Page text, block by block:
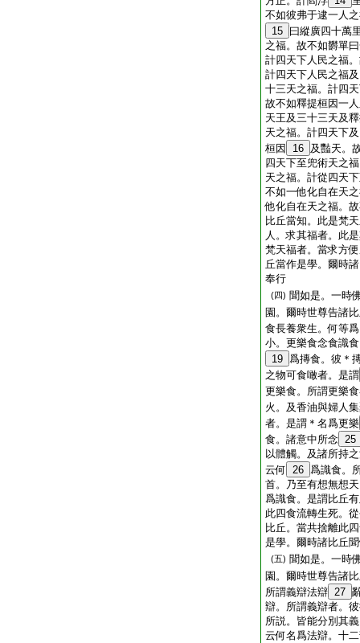
不如彼弗于逮一人
15 曰縱廣四十萬
之福。故不如欝單
計四天下人民之福
計四天下人民之福
十三天之福。計四
故不如釋提桓因一
天王及三十三天及
天之福。計四天下
桓因
16 及豔天。
四天下至兜術天之
天之福。計從四天
不如一他化自在天
他化自在天之福。
比丘當知。此是梵
人。求其福者。此
梵天福者。當求方
丘當作是學。爾時
奉行
(四) 聞如是。一時
園。爾時世尊告諸
食長養衆生。何等
小。更樂食念食識
19 爲摶食。彼＊
之物可食噉者。是謂
更樂食。所謂更樂
火。及香油與婦人
者。是謂＊名爲更樂
食。諸意中所念 25
以體觸。及諸所持
云何 26 爲識食。
首。乃至有想無想
爲識食。是謂比丘
此四食流轉生死。
比丘。當共捨離此
是學。爾時諸比丘
(五) 聞如是。一時
園。爾時世尊告諸
所謂義辯法辯 27
辯。所謂義辯者。
所説。皆能分別其
云何名爲法辯。十